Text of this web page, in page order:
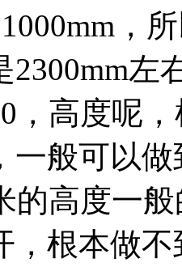
，
2300mm左
，高度呢
一般可以
的高度一
，根本做